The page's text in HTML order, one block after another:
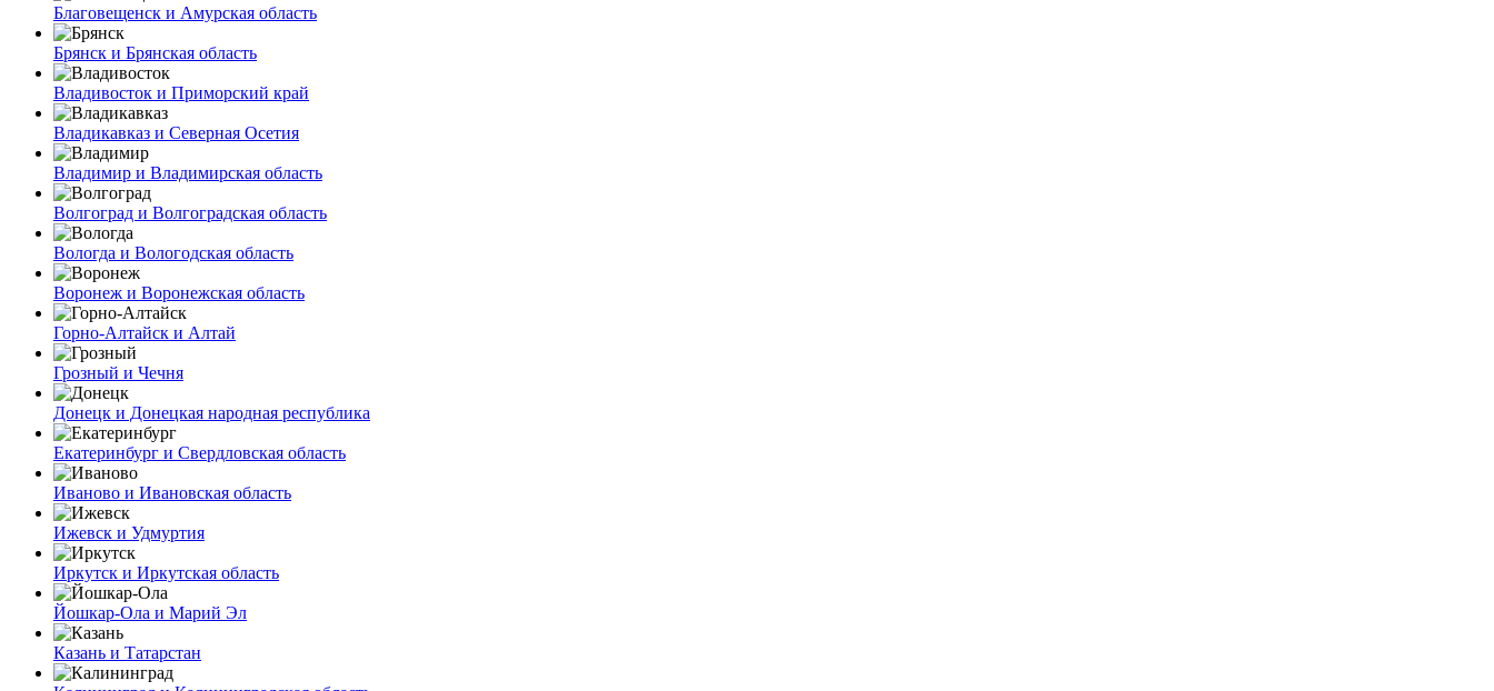
Благовещенск и Амурская область
Брянск и Брянская область
Владивосток и Приморский край
Владикавказ и Северная Осетия
Владимир и Владимирская область
Волгоград и Волгоградская область
Вологда и Вологодская область
Воронеж и Воронежская область
Горно-Алтайск и Алтай
Грозный и Чечня
Донецк и Донецкая народная республика
Екатеринбург и Свердловская область
Иваново и Ивановская область
Ижевск и Удмуртия
Иркутск и Иркутская область
Йошкар-Ола и Марий Эл
Казань и Татарстан